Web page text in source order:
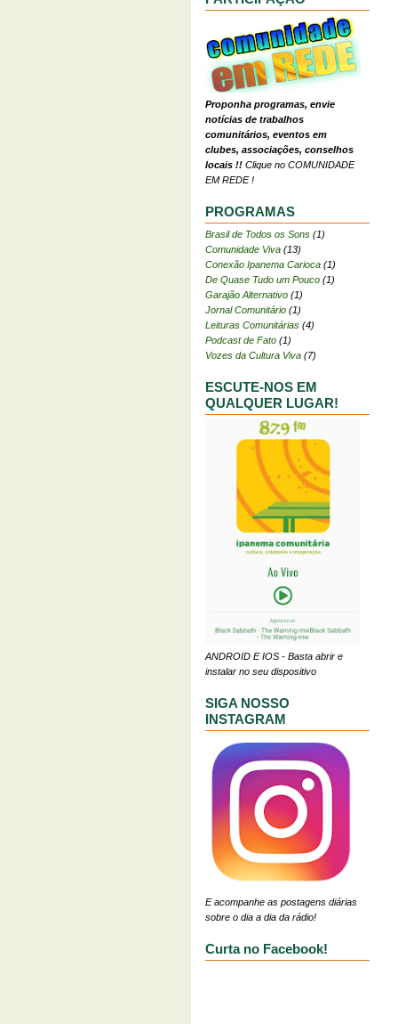
Proponha programas, envie
notícias de trabalhos
comunitários, eventos em
clubes, associações, conselhos
locais !! Clique no COMUNIDADE
EM REDE !
PROGRAMAS
Brasil de Todos os Sons (1)
Comunidade Viva (13)
Conexão Ipanema Carioca (1)
De Quase Tudo um Pouco (1)
Garajão Alternativo (1)
Jornal Comunitário (1)
Leituras Comunitárias (4)
Podcast de Fato (1)
Vozes da Cultura Viva (7)
ESCUTE-NOS EM
QUALQUER LUGAR!
ANDROID E IOS - Basta abrir e
instalar no seu dispositivo
SIGA NOSSO
INSTAGRAM
E acompanhe as postagens diárias
sobre o dia a dia da rádio!
Curta no Facebook!